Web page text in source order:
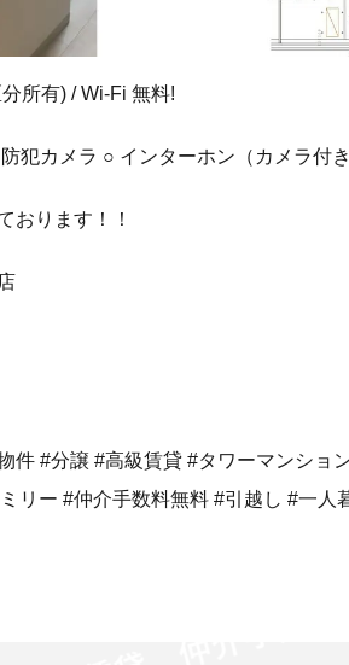
所有) / Wi-Fi 無料!
犯カメラ ○ インターホン（カメラ付き
おります！！
件 #分譲 #高級賃貸 #タワーマンショ
リー #仲介手数料無料 #引越し #一人